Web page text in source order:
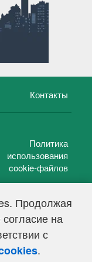
Продолжая
на
с
.
Контакты
Политика
использования
cookie-файлов
39848, выдано